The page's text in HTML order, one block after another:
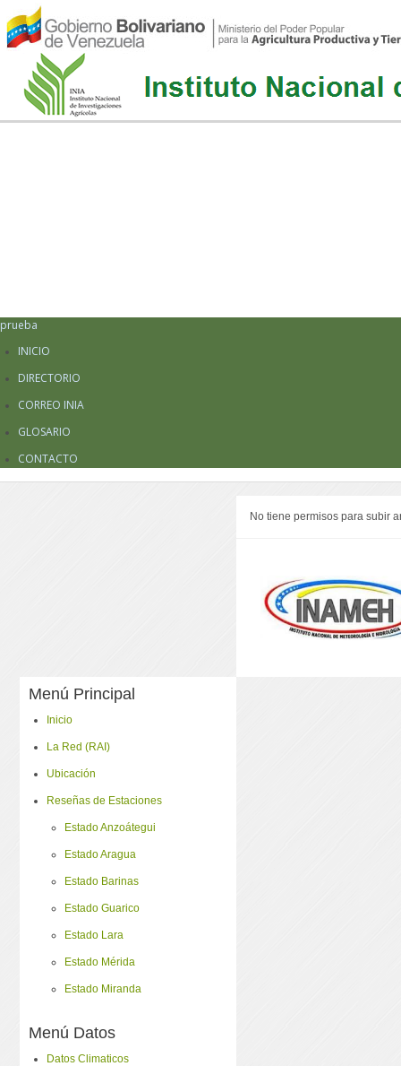
prueba
INICIO
DIRECTORIO
CORREO INIA
GLOSARIO
CONTACTO
No tiene permisos para subir
Menú Principal
Inicio
La Red (RAI)
Ubicación
Reseñas de Estaciones
Estado Anzoátegui
Estado Aragua
Estado Barinas
Estado Guarico
Estado Lara
Estado Mérida
Estado Miranda
Menú Datos
Datos Climaticos